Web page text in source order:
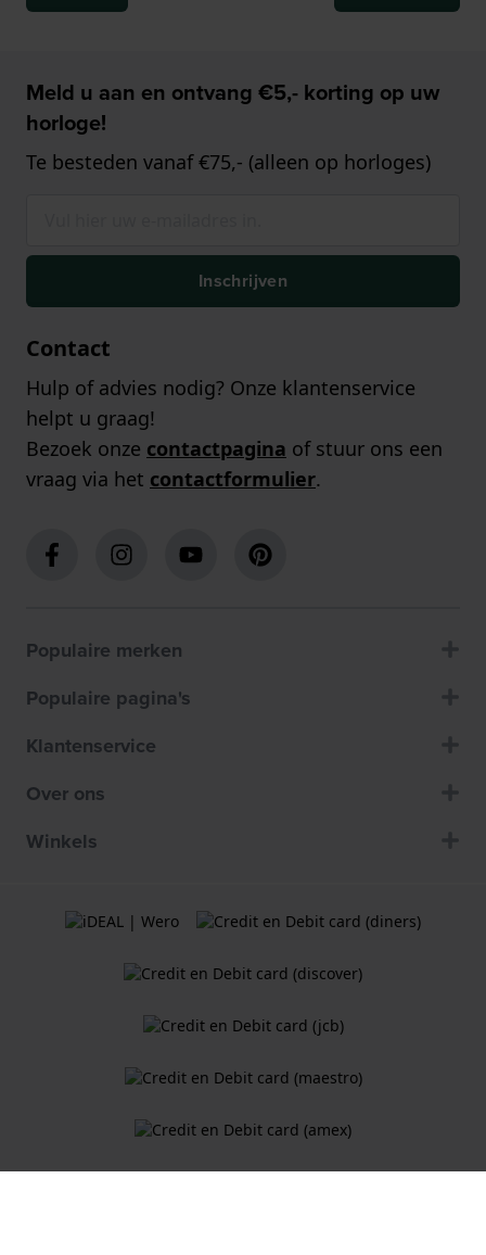
Meld u aan en ontvang €5,- korting op uw
horloge!
Te besteden vanaf €75,- (alleen op horloges)
Inschrijven
Contact
Hulp of advies nodig? Onze klantenservice
helpt u graag!
Bezoek onze contactpagina of stuur ons een
vraag via het contactformulier.
Populaire merken
Populaire pagina's
Klantenservice
Over ons
Winkels